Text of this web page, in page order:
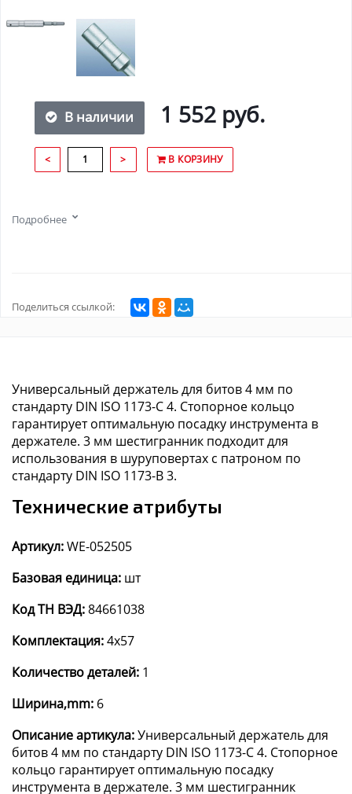
В наличии 1 552 руб.
< > В КОРЗИНУ
Подробнее
Поделиться ссылкой:
Универсальный держатель для битов 4 мм по
стандарту DIN ISO 1173-C 4. Стопорное кольцо
гарантирует оптимальную посадку инструмента в
держателе. 3 мм шестигранник подходит для
использования в шуруповертах с патроном по
стандарту DIN ISO 1173-B 3.
Технические атрибуты
Артикул:WE-052505
Базовая единица: шт
Код ТН ВЭД:84661038
Комплектация:4x57
Количество деталей: 1
Ширина,mm: 6
Описание артикула:Универсальный держатель для
битов 4 мм по стандарту DIN ISO 1173-C 4. Стопорное
кольцо гарантирует оптимальную посадку
инструмента в держателе. 3 мм шестигранник